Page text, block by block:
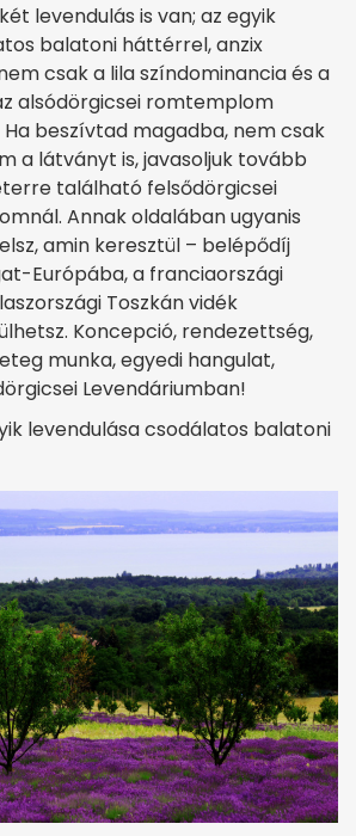
két levendulás is van; az egyik
balatoni háttérrel, anzix
csak a lila színdominancia és a
alsódörgicsei romtemplom
beszívtad magadba, nem csak
a látványt is, javasoljuk tovább
található felsődörgicsei
Annak oldalában ugyanis
amin keresztül – belépődíj
Európába, a franciaországi
Toszkán vidék
Koncepció, rendezettség,
munka, egyedi hangulat,
Levendáriumban!
levendulása csodálatos balatoni